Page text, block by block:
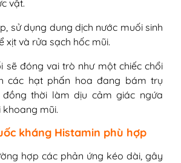
vật.
sử dụng dung dịch nước muối sinh
xịt và rửa sạch hốc mũi.
sẽ đóng vai trò như một chiếc chổi
các hạt phấn hoa đang bám trụ
đồng thời làm dịu cảm giác ngứa
mũi.
kháng Histamin phù hợp
hợp các phản ứng kéo dài, gây